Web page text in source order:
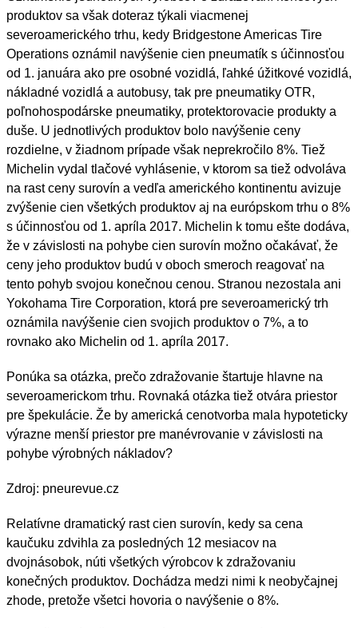
produktov sa však doteraz týkali viacmenej
severoamerického trhu, kedy Bridgestone Americas Tire
Operations oznámil navýšenie cien pneumatík s účinnosťou
od 1. januára ako pre osobné vozidlá, ľahké úžitkové vozidlá,
nákladné vozidlá a autobusy, tak pre pneumatiky OTR,
poľnohospodárske pneumatiky, protektorovacie produkty a
duše. U jednotlivých produktov bolo navýšenie ceny
rozdielne, v žiadnom prípade však neprekročilo 8%. Tiež
Michelin vydal tlačové vyhlásenie, v ktorom sa tiež odvoláva
na rast ceny surovín a vedľa amerického kontinentu avizuje
zvýšenie cien všetkých produktov aj na európskom trhu o 8%
s účinnosťou od 1. apríla 2017. Michelin k tomu ešte dodáva,
že v závislosti na pohybe cien surovín možno očakávať, že
ceny jeho produktov budú v oboch smeroch reagovať na
tento pohyb svojou konečnou cenou. Stranou nezostala ani
Yokohama Tire Corporation, ktorá pre severoamerický trh
oznámila navýšenie cien svojich produktov o 7%, a to
rovnako ako Michelin od 1. apríla 2017.
Ponúka sa otázka, prečo zdražovanie štartuje hlavne na
severoamerickom trhu. Rovnaká otázka tiež otvára priestor
pre špekulácie. Že by americká cenotvorba mala hypoteticky
výrazne menší priestor pre manévrovanie v závislosti na
pohybe výrobných nákladov?
Zdroj: pneurevue.cz
Relatívne dramatický rast cien surovín, kedy sa cena
kaučuku zdvihla za posledných 12 mesiacov na
dvojnásobok, núti všetkých výrobcov k zdražovaniu
konečných produktov. Dochádza medzi nimi k neobyčajnej
zhode, pretože všetci hovoria o navýšenie o 8%.